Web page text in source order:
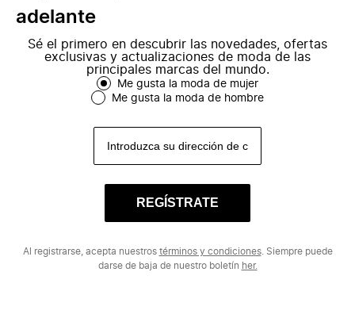
adelante
Sé el primero en descubrir las novedades, ofertas
exclusivas y actualizaciones de moda de las
principales marcas del mundo.
Me gusta la moda de mujer
Me gusta la moda de hombre
REGÍSTRATE
Al registrarse, acepta nuestros términos y condiciones. Siempre puede
darse de baja de nuestro boletín her.